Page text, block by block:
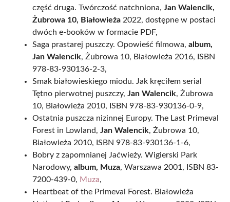
część druga. Twórczość natchniona, Jan Walencik,
Żubrowa 10, Białowieża 2022, dostępne w postaci
dwóch e-booków w formacie PDF,
Saga prastarej puszczy. Opowieść filmowa, album,
Jan Walencik, Żubrowa 10, Białowieża 2016, ISBN
978-83-930136-2-3,
Smak białowieskiego miodu. Jak kręciłem serial
Tętno pierwotnej puszczy, Jan Walencik, Żubrowa
10, Białowieża 2010, ISBN 978-83-930136-0-9,
Ostatnia puszcza nizinnej Europy. The Last Primeval
Forest in Lowland, Jan Walencik, Żubrowa 10,
Białowieża 2010, ISBN 978-83-930136-1-6,
Bobry z zapomnianej Jaćwieży. Wigierski Park
Narodowy, album, Muza, Warszawa 2001, ISBN 83-
7200-439-0, Muza,
Heartbeat of the Primeval Forest. Białowieża